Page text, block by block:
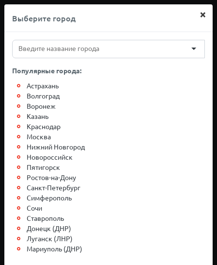
+7(812)767-20-27
Грузоперевозки
Москва-Иваново
Выберите город ×
Популярные города:
Астрахань
Волгоград
Воронеж
Казань
Краснодар
Москва
Нижний Новгород
Новороссийск
Пятигорск
Ростов-на-Дону
Санкт-Петербург
Симферополь
Сочи
Ставрополь
Донецк (ДНР)
Луганск (ЛНР)
Мариуполь (ДНР)